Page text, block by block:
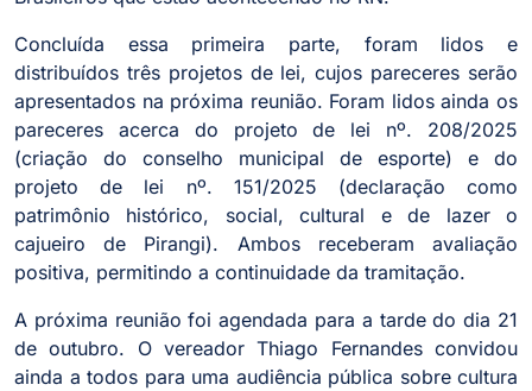
Concluída essa primeira parte, foram lidos e
distribuídos três projetos de lei, cujos pareceres serão
apresentados na próxima reunião. Foram lidos ainda os
pareceres acerca do projeto de lei nº. 208/2025
(criação do conselho municipal de esporte) e do
projeto de lei nº. 151/2025 (declaração como
patrimônio histórico, social, cultural e de lazer o
cajueiro de Pirangi). Ambos receberam avaliação
positiva, permitindo a continuidade da tramitação.
A próxima reunião foi agendada para a tarde do dia 21
de outubro. O vereador Thiago Fernandes convidou
ainda a todos para uma audiência pública sobre cultura